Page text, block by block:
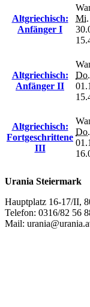
Altgriechisch:
Anfänger I
Mi.
Altgriechisch:
Anfänger II
Do.
Altgriechisch:
Fortgeschrittene
III
Do.
Urania Steiermark
Hauptplatz 16-17/II,
Telefon: 0316/82 56
Mail: